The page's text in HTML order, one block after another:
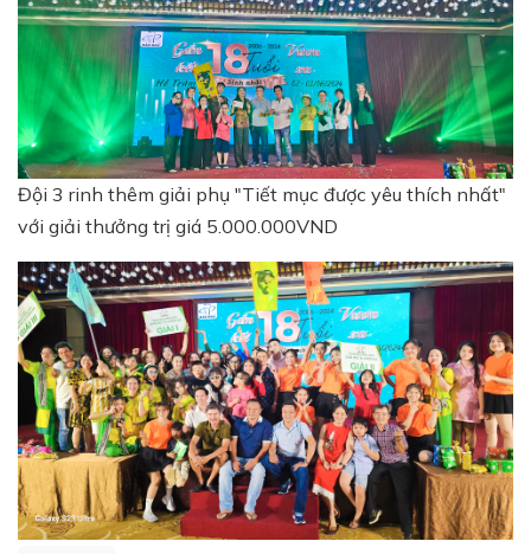
Đội 3 rinh thêm giải phụ "Tiết mục được yêu thích nhất"
với giải thưởng trị giá 5.000.000VND